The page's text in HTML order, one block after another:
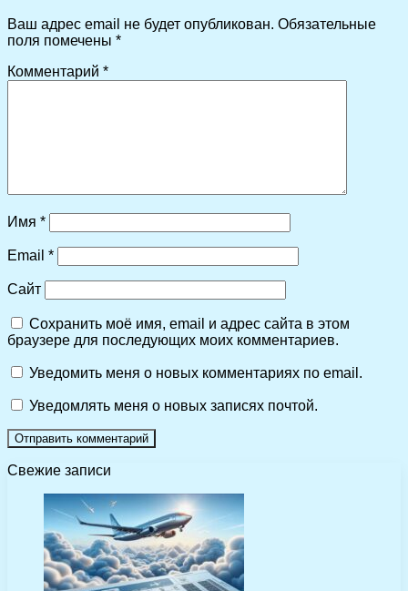
Ваш адрес email не будет опубликован. Обязательные
поля помечены *
Комментарий *
Имя *
Email *
Сайт
Сохранить моё имя, email и адрес сайта в этом
браузере для последующих моих комментариев.
Уведомить меня о новых комментариях по email.
Уведомлять меня о новых записях почтой.
Свежие записи